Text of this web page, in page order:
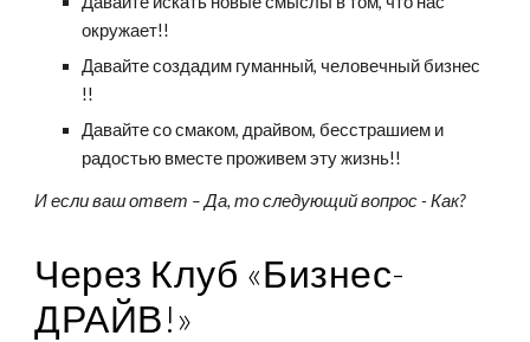
окружает!!
Давайте создадим гуманный, человечный бизнес
!!
Давайте со смаком, драйвом, бесстрашием и
радостью вместе проживем эту жизнь!!
И если ваш ответ – Да, то следующий вопрос - Как?
Через Клуб «Бизнес-
ДРАЙВ!»